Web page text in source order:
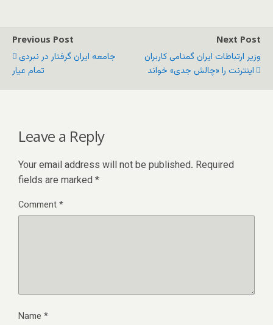
Previous Post
جامعه ایران گرفتار در نبردی
تمام عیار
Next Post
وزیر ارتباطات ایران گمنامی کاربران
اینترنت را «چالش جدی» خواند
Leave a Reply
Your email address will not be published. Required
fields are marked *
Comment*
Name *